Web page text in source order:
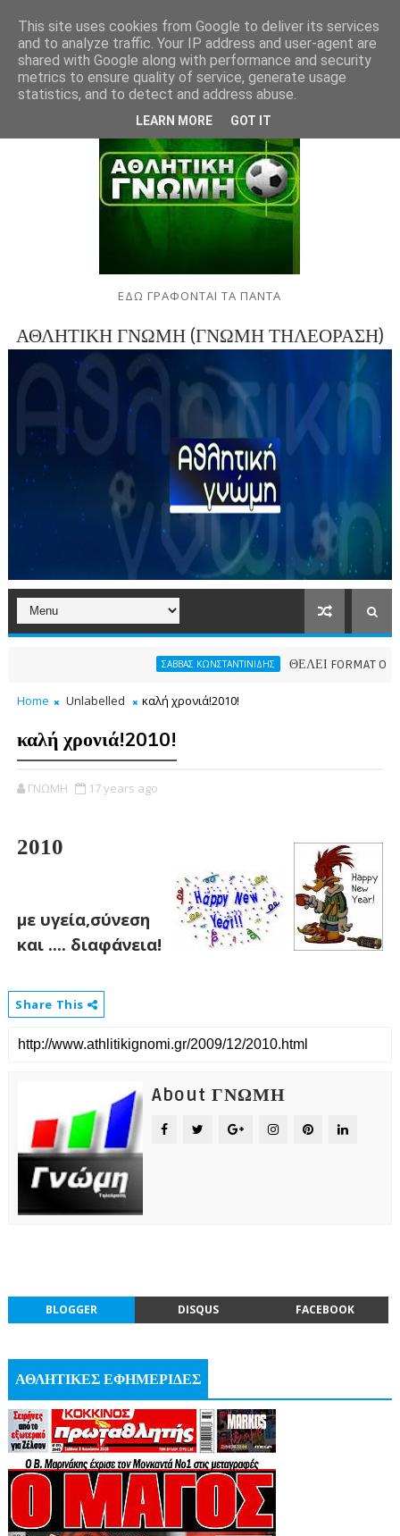
ΕΔΩ ΓΡΑΦΟΝΤΑΙ ΤΑ ΠΑΝΤΑ
ΑΘΛΗΤΙΚΗ ΓΝΩΜΗ (ΓΝΩΜΗ ΤΗΛΕΟΡΑΣΗ)
ΣΑΒΒΑΣ ΚΩΝΣΤΑΝΤΙΝΙΔΗΣ ΘΕΛΕΙ FORMAT O ΑΡΗΣ
Home Unlabelled καλή χρονιά!2010!
καλή χρονιά!2010!
ΓΝΩΜΗ 17 years ago
2010
με υγεία,σύνεση
και .... διαφάνεια!
Share This
About ΓΝΩΜΗ
BLOGGER DISQUS FACEBOOK
ΑΘΛΗΤΙΚΕΣ ΕΦΗΜΕΡΙΔΕΣ
This site uses cookies from Google to deliver its services
and to analyze traffic. Your IP address and user-agent are
shared with Google along with performance and security
metrics to ensure quality of service, generate usage
statistics, and to detect and address abuse.
LEARN MORE GOT IT